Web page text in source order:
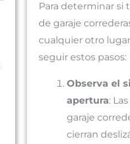
Para determinar si
de garaje
cualquier otro
seguir estos pasos:
Observa el
apertura:
garaje
cierran